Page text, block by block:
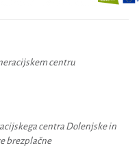
centru
centra Dolenjske in
brezplačne